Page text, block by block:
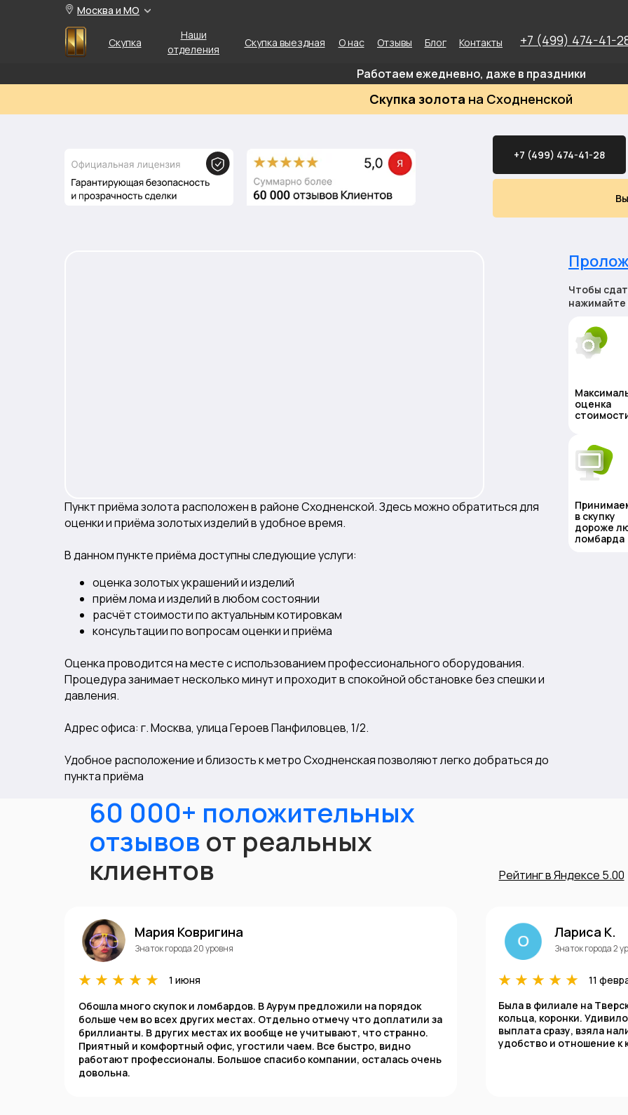
Москва и МО
Скупка
Наши
отделения
Скупка выездная О нас Отзывы Блог Контакты +7 (499) 474-41-
Работаем ежедневно, даже в праздники
Скупка золота на Сходненской
+7 (499) 474-41-28
Чтобы
нажимайте
Пункт приёма золота расположен в районе Сходненской. Здесь можно обратиться для
оценки и приёма золотых изделий в удобное время.
В данном пункте приёма доступны следующие услуги:
оценка золотых украшений и изделий
приём лома и изделий в любом состоянии
расчёт стоимости по актуальным котировкам
консультации по вопросам оценки и приёма
Оценка проводится на месте с использованием профессионального оборудования.
Процедура занимает несколько минут и проходит в спокойной обстановке без спешки и
давления.
Адрес офиса: г. Москва, улица Героев Панфиловцев, 1/2.
Удобное расположение и близость к метро Сходненская позволяют легко добраться до
пункта приёма
оценка
в скупку
дороже
ломбарда
60 000+ положительных
отзывов от реальных
клиентов Рейтинг в Яндексе 5.00
Обошла много скупок и ломбардов. В Аурум предложили на порядок
больше чем во всех других местах. Отдельно отмечу что доплатили за
бриллианты. В других местах их вообще не учитывают, что странно.
Приятный и комфортный офис, угостили чаем. Все быстро, видно
работают профессионалы. Большое спасибо компании, осталась очень
довольна.
Мария Ковригина
Знаток города 20 уровня
1 июня
Была в филиале на
кольца, коронки.
выплата сразу, взяла
удобство и отношение к
Лариса К.
Знаток города 2
11